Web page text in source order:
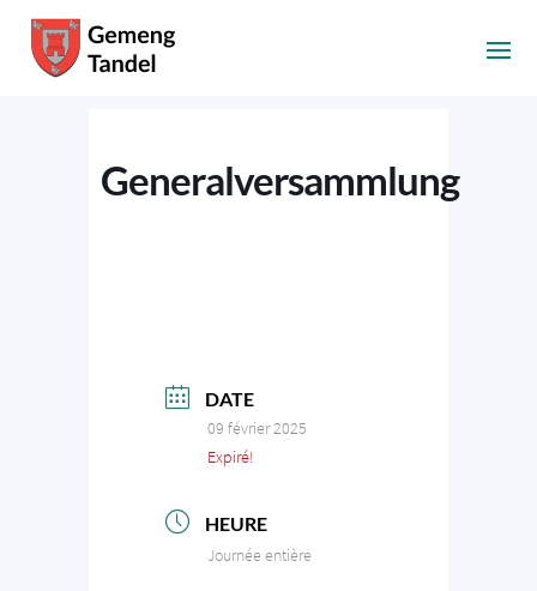
Generalversammlung
DATE
09 février 2025
Expiré!
HEURE
Journée entière